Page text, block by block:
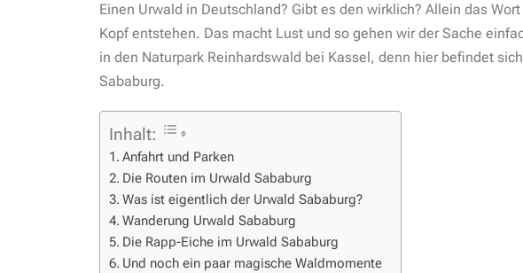
Einen Urwald in Deutschland? Gibt es den wirklich? Allein das
Kopf entstehen. Das macht Lust und so gehen wir der Sache
in den Naturpark Reinhardswald bei Kassel, denn hier befindet
Sababurg.
Inhalt:
Anfahrt und Parken
Die Routen im Urwald Sababurg
Was ist eigentlich der Urwald Sababurg?
Wanderung Urwald Sababurg
Die Rapp-Eiche im Urwald Sababurg
Und noch ein paar magische Waldmomente